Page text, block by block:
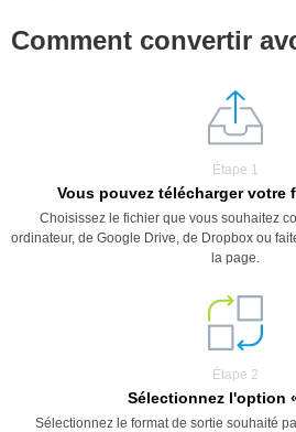
Comment convertir
Étape 1
Vous pouvez télécharger votre
Choisissez le fichier que vous souhaitez
ordinateur, de Google Drive, de Dropbox ou
la page.
Étape 2
Sélectionnez l'option
Sélectionnez le format de sortie souhaité